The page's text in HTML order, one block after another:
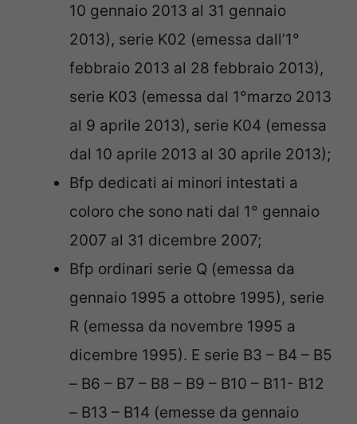
10 gennaio 2013 al 31 gennaio
2013), serie K02 (emessa dall’1°
febbraio 2013 al 28 febbraio 2013),
serie K03 (emessa dal 1°marzo 2013
al 9 aprile 2013), serie K04 (emessa
dal 10 aprile 2013 al 30 aprile 2013);
Bfp dedicati ai minori intestati a
coloro che sono nati dal 1° gennaio
2007 al 31 dicembre 2007;
Bfp ordinari serie Q (emessa da
gennaio 1995 a ottobre 1995), serie
R (emessa da novembre 1995 a
dicembre 1995). E serie B3 – B4 – B5
– B6 – B7 – B8 – B9 – B10 – B11- B12
– B13 – B14 (emesse da gennaio